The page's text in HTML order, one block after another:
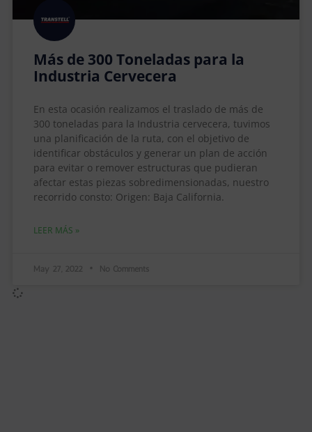
Más de 300 Toneladas para la
Industria Cervecera
En esta ocasión realizamos el traslado de más de
300 toneladas para la Industria cervecera, tuvimos
una planificación de la ruta, con el objetivo de
identificar obstáculos y generar un plan de acción
para evitar o remover estructuras que pudieran
afectar estas piezas sobredimensionadas, nuestro
recorrido consto: Origen: Baja California.
LEER MÁS »
May 27, 2022 No Comments